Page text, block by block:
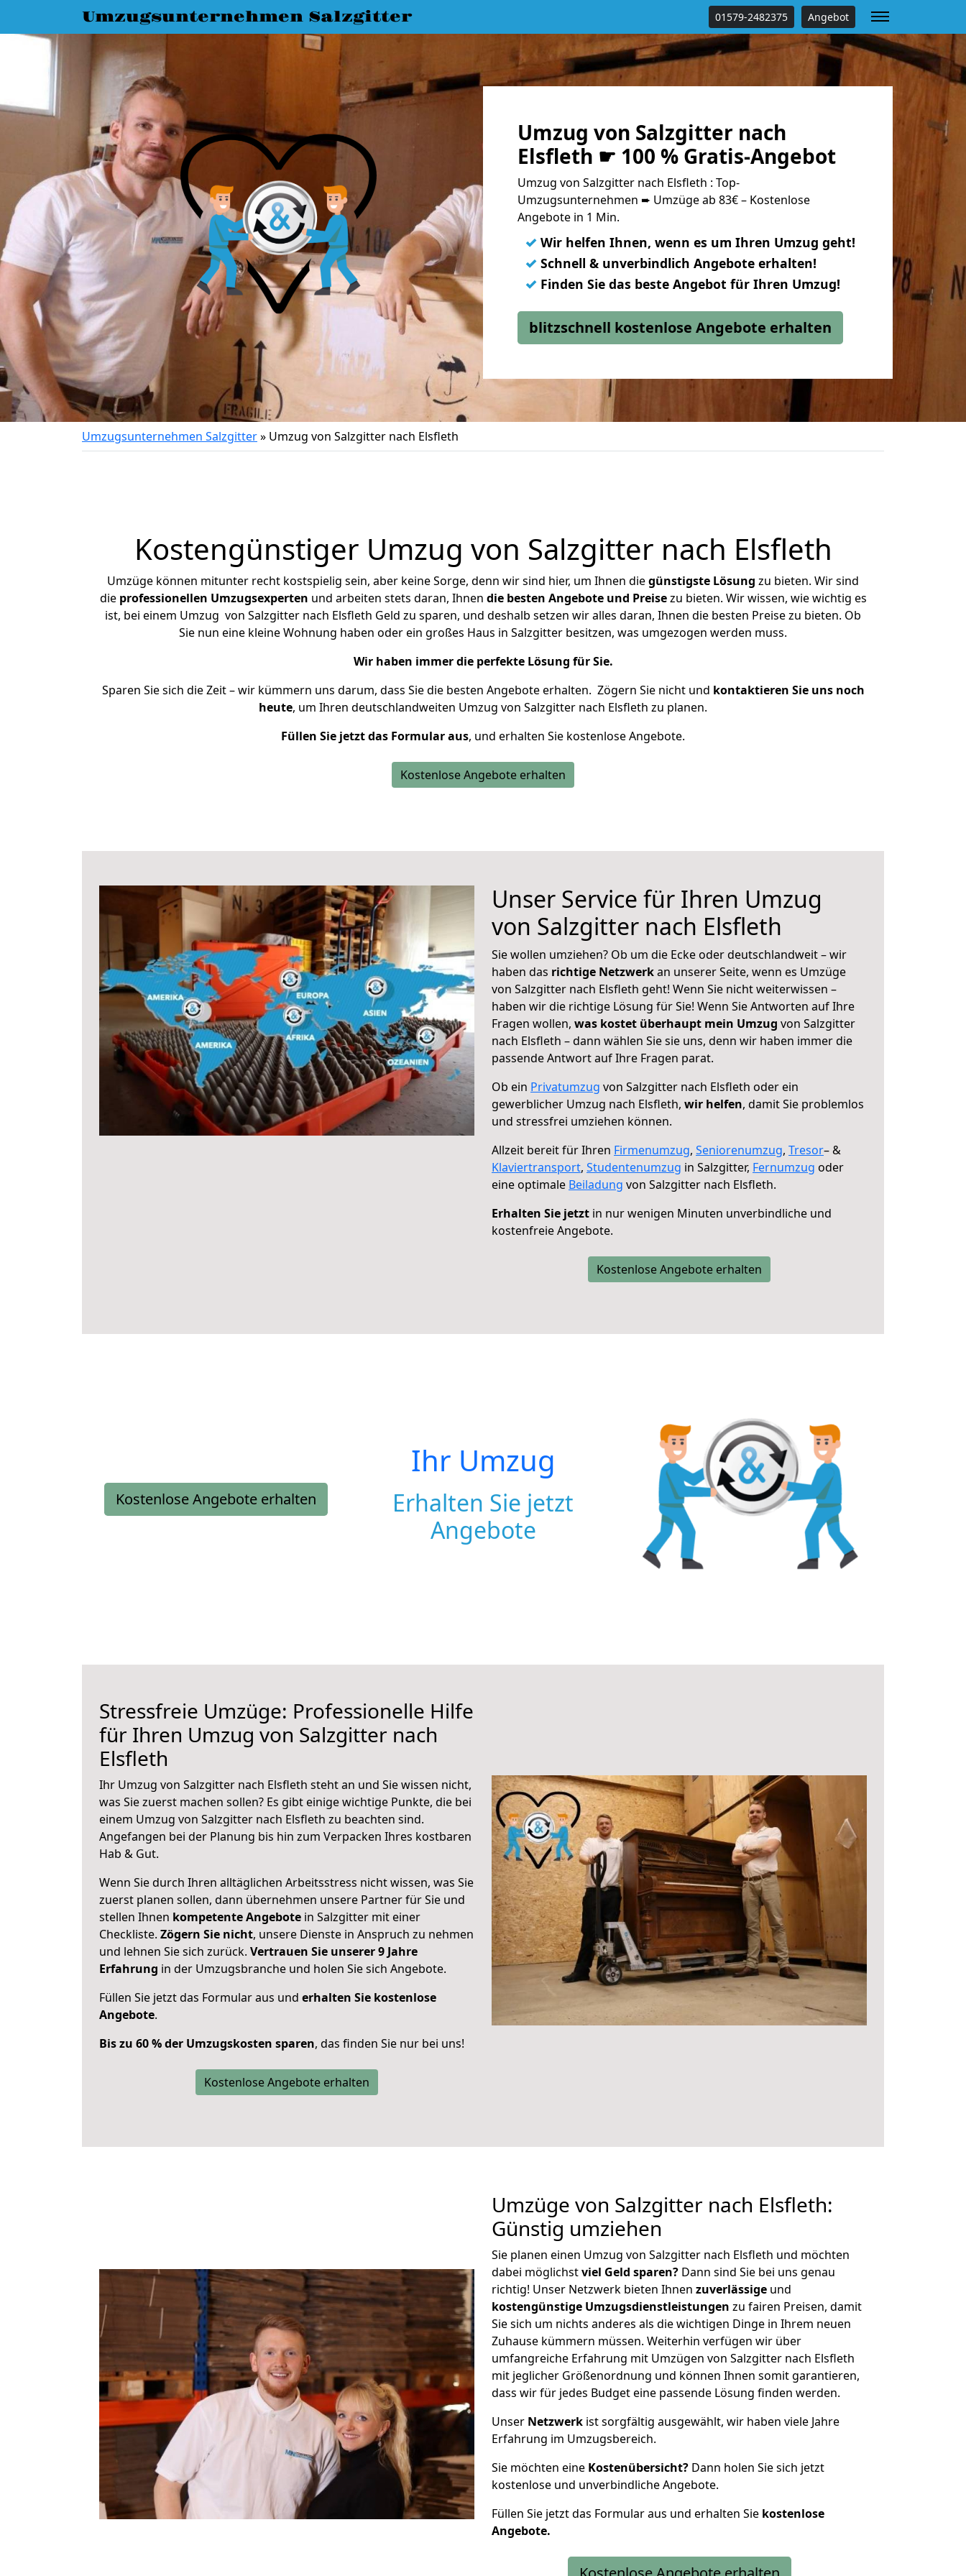
Umzugsunternehmen Salzgitter 01579-2482375 Angebot
Umzug von Salzgitter nach
Elsfleth ☛ 100 % Gratis-Angebot
Umzug von Salzgitter nach Elsfleth : Top-
Umzugsunternehmen ➨ Umzüge ab 83€ – Kostenlose
Angebote in 1 Min.
✓ Wir helfen Ihnen, wenn es um Ihren Umzug geht!
✓ Schnell & unverbindlich Angebote erhalten!
✓ Finden Sie das beste Angebot für Ihren Umzug!
blitzschnell kostenlose Angebote erhalten
Umzugsunternehmen Salzgitter» Umzug von Salzgitter nach Elsfleth
Kostengünstiger Umzug von Salzgitter nach Elsfleth
Umzüge können mitunter recht kostspielig sein, aber keine Sorge, denn wir sind hier, um Ihnen diegünstigste Lösung zu bieten. Wir sind
die professionellen Umzugsexperten und arbeiten stets daran, Ihnen die besten Angebote und Preisezu bieten. Wir wissen, wie wichtig es
ist, bei einem Umzug von Salzgitter nach Elsfleth Geld zu sparen, und deshalb setzen wir alles daran, Ihnen die besten Preise zu bieten. Ob
Sie nun eine kleine Wohnung haben oder ein großes Haus in Salzgitter besitzen, was umgezogen werden muss.
Wir haben immer die perfekte Lösung für Sie.
Sparen Sie sich die Zeit – wir kümmern uns darum, dass Sie die besten Angebote erhalten. Zögern Sie nicht und kontaktieren Sie uns noch
heute, um Ihren deutschlandweiten Umzug von Salzgitter nach Elsfleth zu planen.
Füllen Sie jetzt das Formular aus, und erhalten Sie kostenlose Angebote.
Kostenlose Angebote erhalten
Unser Service für Ihren Umzug
von Salzgitter nach Elsfleth
Sie wollen umziehen? Ob um die Ecke oder deutschlandweit – wir
haben das richtige Netzwerkan unserer Seite, wenn es Umzüge
von Salzgitter nach Elsfleth geht! Wenn Sie nicht weiterwissen –
haben wir die richtige Lösung für Sie! Wenn Sie Antworten auf Ihre
Fragen wollen, was kostet überhaupt mein Umzug von Salzgitter
nach Elsfleth – dann wählen Sie sie uns, denn wir haben immer die
passende Antwort auf Ihre Fragen parat.
Ob ein Privatumzug von Salzgitter nach Elsfleth oder ein
gewerblicher Umzug nach Elsfleth, wir helfen, damit Sie problemlos
und stressfrei umziehen können.
Allzeit bereit für Ihren Firmenumzug, Seniorenumzug, Tresor– &
Klaviertransport, Studentenumzug in Salzgitter, Fernumzug oder
eine optimale Beiladung von Salzgitter nach Elsfleth.
Erhalten Sie jetzt in nur wenigen Minuten unverbindliche und
kostenfreie Angebote.
Kostenlose Angebote erhalten
Kostenlose Angebote erhalten
Ihr Umzug
Erhalten Sie jetzt
Angebote
Stressfreie Umzüge: Professionelle Hilfe
für Ihren Umzug von Salzgitter nach
Elsfleth
Ihr Umzug von Salzgitter nach Elsfleth steht an und Sie wissen nicht,
was Sie zuerst machen sollen? Es gibt einige wichtige Punkte, die bei
einem Umzug von Salzgitter nach Elsfleth zu beachten sind.
Angefangen bei der Planung bis hin zum Verpacken Ihres kostbaren
Hab & Gut.
Wenn Sie durch Ihren alltäglichen Arbeitsstress nicht wissen, was Sie
zuerst planen sollen, dann übernehmen unsere Partner für Sie und
stellen Ihnen kompetente Angebote in Salzgitter mit einer
Checkliste. Zögern Sie nicht, unsere Dienste in Anspruch zu nehmen
und lehnen Sie sich zurück. Vertrauen Sie unserer 9 Jahre
Erfahrung in der Umzugsbranche und holen Sie sich Angebote.
Füllen Sie jetzt das Formular aus und erhalten Sie kostenlose
Angebote.
Bis zu 60 % der Umzugskosten sparen, das finden Sie nur bei uns!
Kostenlose Angebote erhalten
Umzüge von Salzgitter nach Elsfleth:
Günstig umziehen
Sie planen einen Umzug von Salzgitter nach Elsfleth und möchten
dabei möglichstviel Geld sparen? Dann sind Sie bei uns genau
richtig! Unser Netzwerk bieten Ihnen zuverlässige und
kostengünstige Umzugsdienstleistungen zu fairen Preisen, damit
Sie sich um nichts anderes als die wichtigen Dinge in Ihrem neuen
Zuhause kümmern müssen. Weiterhin verfügen wir über
umfangreiche Erfahrung mit Umzügen von Salzgitter nach Elsfleth
mit jeglicher Größenordnung und können Ihnen somit garantieren,
dass wir für jedes Budget eine passende Lösung finden werden.
Unser Netzwerk ist sorgfältig ausgewählt, wir haben viele Jahre
Erfahrung im Umzugsbereich.
Sie möchten eine Kostenübersicht? Dann holen Sie sich jetzt
kostenlose und unverbindliche Angebote.
Füllen Sie jetzt das Formular aus und erhalten Sie kostenlose
Angebote.